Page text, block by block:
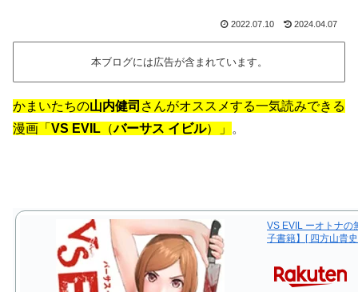
2022.07.10 2024.04.07
本ブログには広告が含まれています。
かまいたちの山内健司 さんがオススメする一気読みできる
漫画「 VS EVIL （バーサス イビル）」 。
VS EVIL ーオトナの
子書籍】[ 四方山貴